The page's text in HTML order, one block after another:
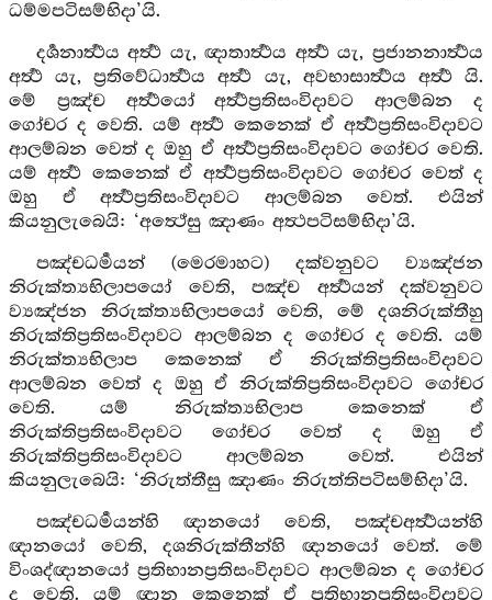
ධම්මපටිසම්භිදා’යි.
දර්‍ශනාර්‍ත්‍ථය අර්‍ත්‍ථ යැ, ඥාතාර්‍ත්‍ථය අර්‍ත්‍ථ යැ, ප්‍රජානනාර්‍ත්‍ථය
අර්‍ත්‍ථ යැ, ප්‍රතිවේධාර්‍ත්‍ථය අර්‍ත්‍ථ යැ, අවභාසාර්‍ත්‍ථය අර්‍ත්‍ථ යි.
මේ ප්‍රඤ්ච අර්‍ත්‍ථයෝ අර්‍ත්‍ථප්‍රතිසංවිදාවට ආලම්බන ද
ගෝචර ද වෙති. යම් අර්‍ත්‍ථ කෙනෙක් ඒ අර්‍ත්‍ථප්‍රතිසංවිදාවට
ආලම්බන වෙත් ද ඔහු ඒ අර්‍ත්‍ථප්‍රතිසංවිදාවට ගෝචර වෙති.
යම් අර්‍ත්‍ථ කෙනෙක් ඒ අර්‍ත්‍ථප්‍රතිසංවිදාවට ගෝචර වෙත් ද
ඔහු ඒ අර්‍ත්‍ථප්‍රතිසංවිදාවට ආලම්බන වෙත්. එයින්
කියනුලැබෙයි: ‘අත්‍ථේසු ඤාණං අත්‍ථපටිසම්භිදා’යි.
පඤ්චධර්‍මයන් (මෙරමාහට) දක්වනුවට ව්‍යඤ්ජන
නිරුක්ත්‍යභිලාපයෝ වෙති, පඤ්ච අර්‍ත්‍ථයන් දක්වනුවට
ව්‍යඤ්ජන නිරුක්ත්‍යභිලාපයෝ වෙති, මේ දශනිරුක්තීහු
නිරුක්තිප්‍රතිසංවිදාවට ආලම්බන ද ගෝචර ද වෙති. යම්
නිරුක්ත්‍යභිලාප කෙනෙක් ඒ නිරුක්තිප්‍රතිසංවිදාවට
ආලම්බන වෙත් ද ඔහු ඒ නිරුක්තිප්‍රතිසංවිදාවට ගෝචර
වෙති. යම් නිරුක්ත්‍යභිලාප කෙනෙක් ඒ
නිරුක්තිප්‍රතිසංවිදාවට ගෝචර වෙත් ද ඔහු ඒ
නිරුක්තිප්‍රතිසංවිදාවට ආලම්බන වෙත්. එයින්
කියනුලැබෙයි: ‘නිරුත්තීසු ඤාණං නිරුත්තිපටිසම්භිදා’යි.
පඤ්චධර්‍මයන්හි ඥානයෝ වෙති, පඤ්චඅර්‍ත්‍ථයන්හි
ඥානයෝ වෙති, දශනිරුක්තීන්හි ඥානයෝ වෙත්. මේ
විංශද්ඥානයෝ ප්‍රතිභානප්‍රතිසංවිදාවට ආලම්බන ද ගෝචර
ද වෙති. යම් ඥාන කෙනෙක් ඒ ප්‍රතිභානප්‍රතිසංවිදාවට